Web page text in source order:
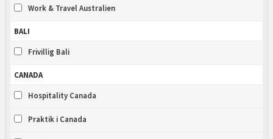
Work & Travel Australien
BALI
Frivillig Bali
CANADA
Hospitality Canada
Praktik i Canada